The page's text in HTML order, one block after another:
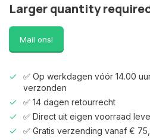
Larger quantity
Mail ons!
✅ Op werkdagen vóór 14.00
verzonden
✅ 14 dagen retourrecht
✅ Direct uit eigen voorraad
✅ Gratis verzending vanaf €